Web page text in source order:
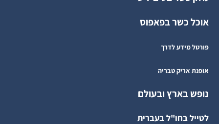
אוכל כשר בפאפוס
פורטל מידע לדרך
אופנת אריק טבריה
נופש בארץ ובעולם
לטייל בחו"ל בעברית